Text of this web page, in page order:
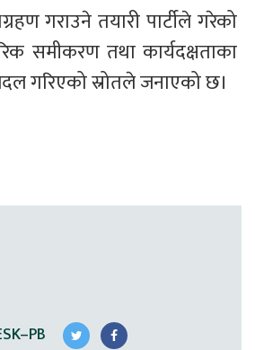
गराउने तयारी पार्टीले गरेको
समीकरण तथा कार्यदक्षताका
गरिएको स्रोतले जनाएको छ।